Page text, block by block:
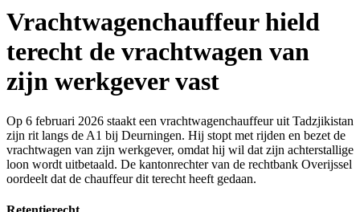
Vrachtwagenchauffeur hield
terecht de vrachtwagen van
zijn werkgever vast
Op 6 februari 2026 staakt een vrachtwagenchauffeur uit Tadzjikistan
zijn rit langs de A1 bij Deurningen. Hij stopt met rijden en bezet de
vrachtwagen van zijn werkgever, omdat hij wil dat zijn achterstallige
loon wordt uitbetaald. De kantonrechter van de rechtbank Overijssel
oordeelt dat de chauffeur dit terecht heeft gedaan.